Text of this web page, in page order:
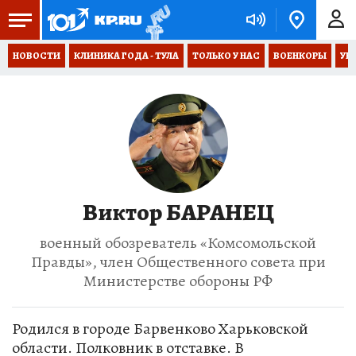
НОВОСТИ КЛИНИКА ГОДА - ТУЛА ТОЛЬКО У НАС ВОЕНКОРЫ
Виктор БАРАНЕЦ
военный обозреватель «Комсомольской
Правды», член Общественного совета при
Министерстве обороны РФ
Родился в городе Барвенково Харьковской
области. Полковник в отставке. В